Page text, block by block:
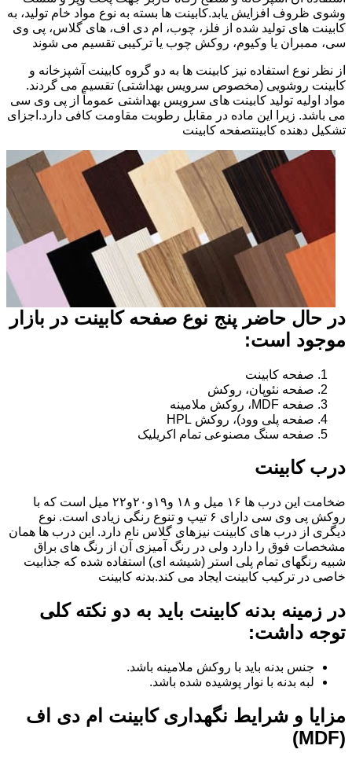
وشوی ظروف افزایش یابد.کابینت ها بسته به نوع مواد خام تولید، به
کابینت های تولید شده از فلز، چوب، ام دی اف، های گلاس، پی وی
سی، ممبران یا وکیوم، روکش چوب یا ترکیبی تقسیم می شوند
از نظر نوع استفاده نیز کابینت ها به دو گروه کابینت آشپزخانه و
کابینت روشویی (مخصوص سرویس بهداشتی) تقسیم می گردند.
مواد اولیه تولید کابینت های سرویس بهداشتی عموماً از پی وی سی
می باشد. زیرا این ماده در مقابل رطوبت مقاومت کافی دارد.اجزای
تشکیل دهنده کابینتصفحه کابینت
در حال حاضر پنج نوع صفحه کابینت در بازار
موجود است:
صفحه کابینت
صفحه نئوپان، روکش
صفحه MDF، روکش ملامینه
صفحه پلی وود)، روکش HPL
صفحه سنگ مصنوعی تمام اکریلیک
درب کابینت
ضخامت این درب ها ۱۶ میل و ۱۸ و١٩و٢٠و٢٢ میل است که با
روکش پی وی سی دارای ۶ تیپ و تنوع رنگی زیادی است. نوع
دیگری از درب های کابینت نیزهای گلاس نام دارد. این درب ها همان
مشخصات فوق را دارد ولی در رنگ آمیزی آن از رنگ های براق
شبیه رنگهای تمام پلی استر (شیشه ای) استفاده شده که جذابیت
خاصی در ترکیب کابینت ایجاد می کند.بدنه کابینت
در زمینه بدنه کابینت باید به دو نکته کلی
توجه داشت:
جنس بدنه باید با روکش ملامینه باشد.
لبه بدنه با نوار پوشیده شده باشد.
مزایا و شرایط نگهداری کابینت ام دی اف
(MDF)